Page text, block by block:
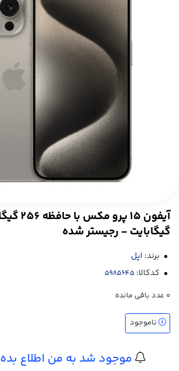
گیگابایت - رجیستر شده
برند: اپل
کدکالا:
0 عدد باقی مانده
ناموجود
موجود شد به من اطلاع بده